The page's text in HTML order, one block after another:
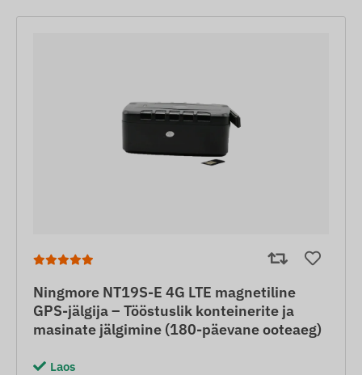
Ningmore NT19S-E 4G LTE magnetiline
GPS-jälgija – Tööstuslik konteinerite ja
masinate jälgimine (180-päevane ooteaeg)
Laos